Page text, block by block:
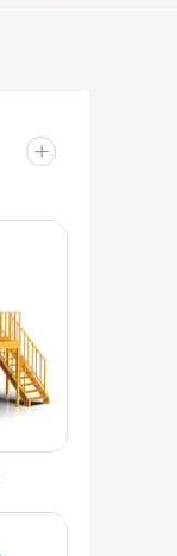
+